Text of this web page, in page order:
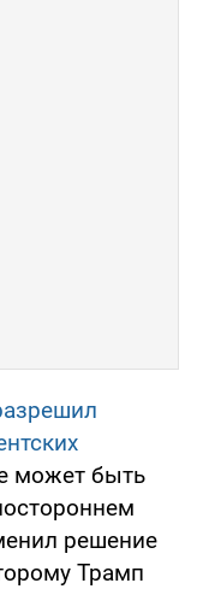
может быть
решение
Трамп